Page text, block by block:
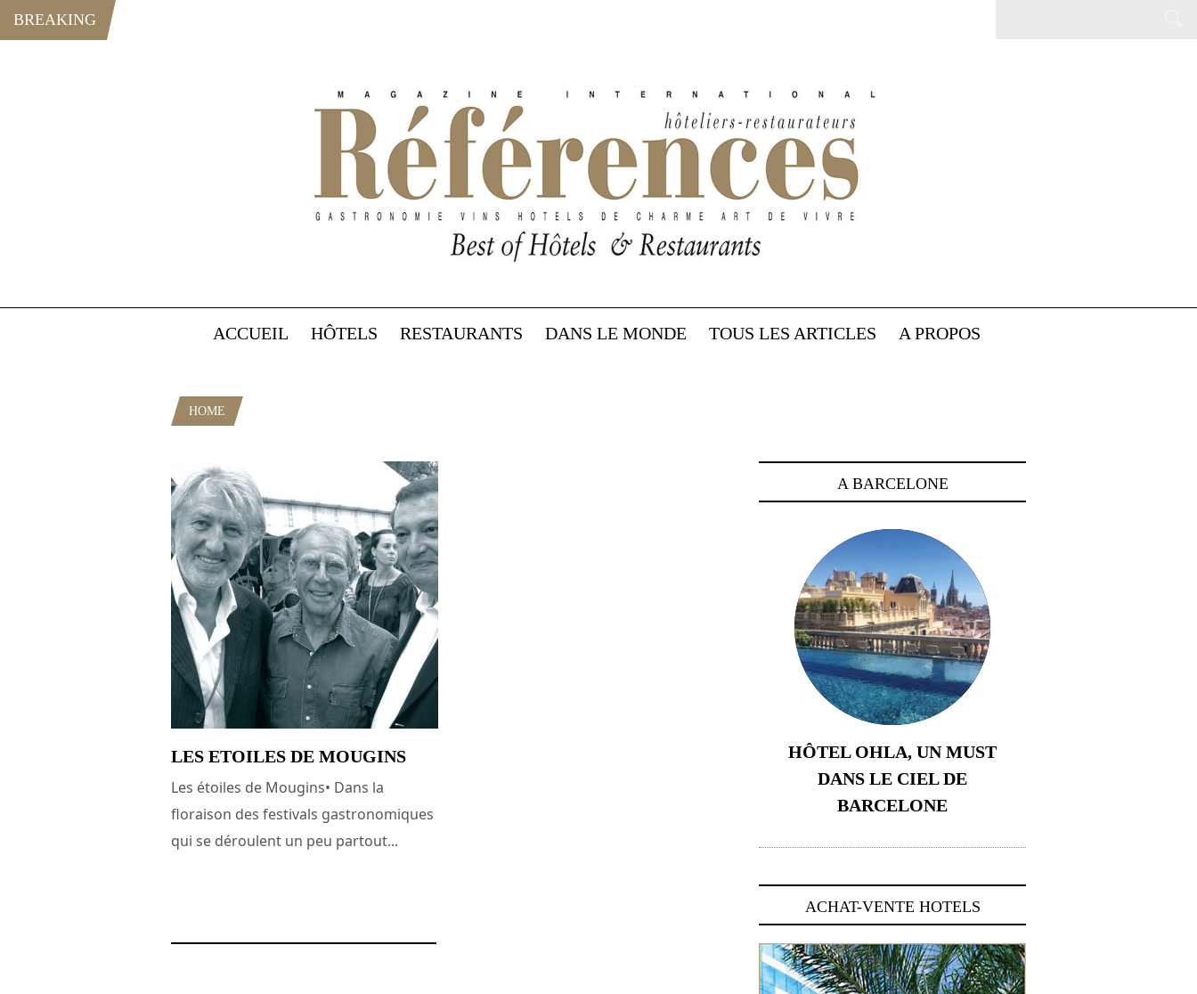
BREAKING
ACCUEIL HÔTELS RESTAURANTS DANS LE MONDE TOUS LES ARTICLES A PROPOS
HOME
LES ETOILES DE MOUGINS
Les étoiles de Mougins• Dans la
floraison des festivals gastronomiques
qui se déroulent un peu partout...
A BARCELONE
HÔTEL OHLA, UN MUST
DANS LE CIEL DE
BARCELONE
ACHAT-VENTE HOTELS